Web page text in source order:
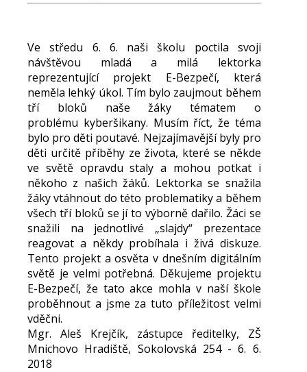
Ve středu 6. 6. naši školu poctila svoji
návštěvou mladá a milá lektorka
reprezentující projekt E-Bezpečí, která
neměla lehký úkol. Tím bylo zaujmout během
tří bloků naše žáky tématem o
problému kyberšikany. Musím říct, že téma
bylo pro děti poutavé. Nejzajímavější byly pro
děti určitě příběhy ze života, které se někde
ve světě opravdu staly a mohou potkat i
někoho z našich žáků. Lektorka se snažila
žáky vtáhnout do této problematiky a během
všech tří bloků se jí to výborně dařilo. Žáci se
snažili na jednotlivé „slajdy“ prezentace
reagovat a někdy probíhala i živá diskuze.
Tento projekt a osvěta v dnešním digitálním
světě je velmi potřebná. Děkujeme projektu
E-Bezpečí, že tato akce mohla v naší škole
proběhnout a jsme za tuto příležitost velmi
vděčni.
Mgr. Aleš Krejčík, zástupce ředitelky, ZŠ
Mnichovo Hradiště, Sokolovská 254 - 6. 6.
2018